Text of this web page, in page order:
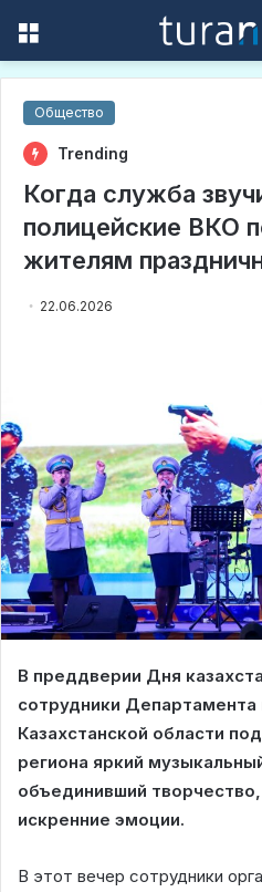
Общество
Trending
Когда служба
полицейские ВКО
жителям
22.06.2026
В преддверии Дня
сотрудники Департамента
Казахстанской области
региона яркий
объединивший
искренние эмоции.
В этот вечер сотрудники